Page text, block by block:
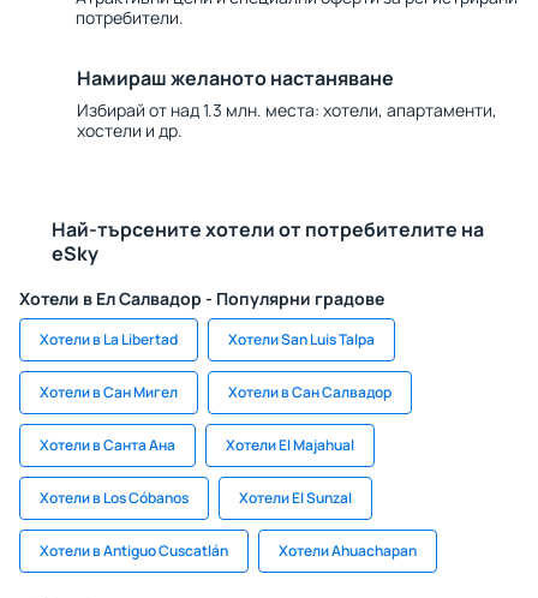
потребители.
Намираш желаното настаняване
Избирай от над 1.3 млн. места: хотели, апартаменти,
хостели и др.
Най-търсените хотели от потребителите на
eSky
Хотели в Ел Салвадор - Популярни градове
Хотели в La Libertad Хотели San Luis Talpa
Хотели в Сан Мигел Хотели в Сан Салвадор
Хотели в Санта Ана Хотели El Majahual
Хотели в Los Cóbanos Хотели El Sunzal
Хотели в Antiguo Cuscatlán Хотели Ahuachapan